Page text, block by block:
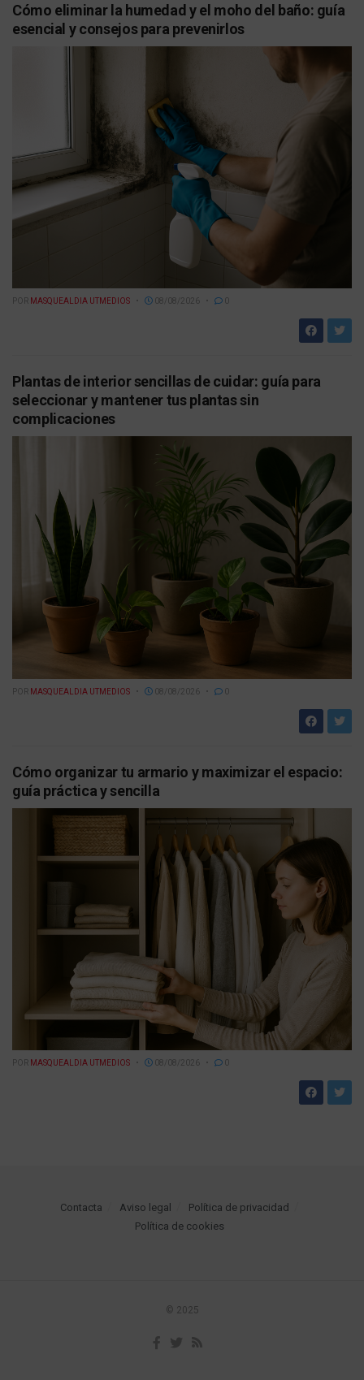
Cómo eliminar la humedad y el moho del baño: guía
esencial y consejos para prevenirlos
POR MASQUEALDIA UTMEDIOS 08/08/2026 0
Plantas de interior sencillas de cuidar: guía para
seleccionar y mantener tus plantas sin
complicaciones
POR MASQUEALDIA UTMEDIOS 08/08/2026 0
Cómo organizar tu armario y maximizar el espacio:
guía práctica y sencilla
POR MASQUEALDIA UTMEDIOS 08/08/2026 0
Contacta Aviso legal
Política de privacidad
Política de cookies
© 2025